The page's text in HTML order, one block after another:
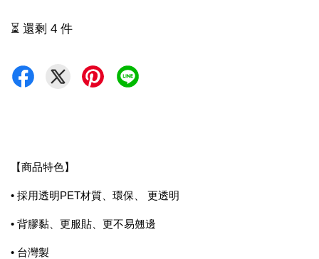
⏳ 還剩 4 件
【商品特色】
• 採用透明PET材質、環保、 更透明
• 背膠黏、更服貼、更不易翹邊
• 台灣製